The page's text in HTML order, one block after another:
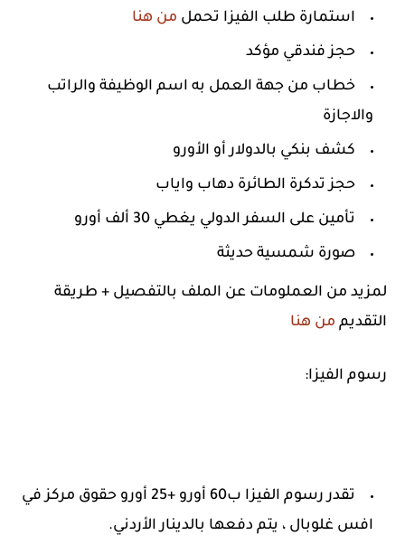
استمارة طلب الفيزا تحمل من هنا
حجز فندقي مؤكد
خطاب من جهة العمل به اسم الوظيفة والراتب
والاجازة
كشف بنكي بالدولار أو الأورو
حجز تدكرة الطائرة دهاب واياب
تأمين على السفر الدولي يغطي 30 ألف أورو
صورة شمسية حديثة
لمزيد من العملومات عن الملف بالتفصيل + طريقة
التقديم من هنا
رسوم الفيزا:
تقدر رسوم الفيزا ب60 أورو +25 أورو حقوق مركز في
افس غلوبال ، يتم دفعها بالدينار الأردني.